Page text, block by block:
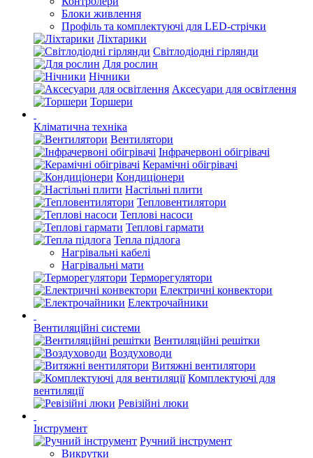
Блоки живлення
Профіль та комплектуючі для LED-стрічки
Ліхтарики
Світлодіодні гірлянди
Для рослин
Нічники
Аксесуари для освітлення
Торшери
Кліматична техніка
Вентилятори
Інфрачервоні обігрівачі
Керамічні обігрівачі
Кондиціонери
Настільні плити
Тепловентилятори
Теплові насоси
Теплові гармати
Тепла підлога
Нагрівальні кабелі
Нагрівальні мати
Терморегулятори
Електричні конвектори
Електрочайники
Вентиляційні системи
Вентиляційні решітки
Воздуховоди
Витяжні вентилятори
Комплектуючі для
вентиляції
Ревізійні люки
Інструмент
Ручний інструмент
Викрутки